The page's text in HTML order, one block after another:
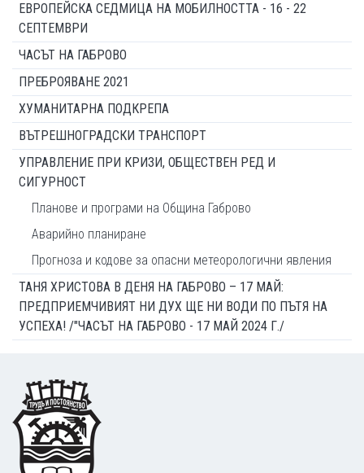
ЕВРОПЕЙСКА СЕДМИЦА НА МОБИЛНОСТТА - 16 - 22
СЕПТЕМВРИ
ЧАСЪТ НА ГАБРОВО
ПРЕБРОЯВАНЕ 2021
ХУМАНИТАРНА ПОДКРЕПА
ВЪТРЕШНОГРАДСКИ ТРАНСПОРТ
УПРАВЛЕНИЕ ПРИ КРИЗИ, ОБЩЕСТВЕН РЕД И
СИГУРНОСТ
Планове и програми на Община Габрово
Аварийно планиране
Прогноза и кодове за опасни метеорологични явления
ТАНЯ ХРИСТОВА В ДЕНЯ НА ГАБРОВО – 17 МАЙ:
ПРЕДПРИЕМЧИВИЯТ НИ ДУХ ЩЕ НИ ВОДИ ПО ПЪТЯ НА
УСПЕХА! /"ЧАСЪТ НА ГАБРОВО - 17 МАЙ 2024 Г./
Footer